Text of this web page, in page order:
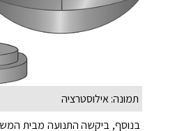
תמונה: אילוסטרציה
בנוסף, ביקשה התנועה מבית